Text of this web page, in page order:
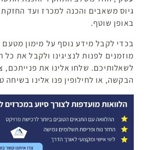
גיוס משאבים והכנה למכרז ועד
באופן שוטף.
בכדי לקבל מידע נוסף על מימון
מוזמנים לפנות לנציגינו ולקבל את כל
לשאלותיכם. שלחו אלינו את פנייתכם,
הבקשה, או לחילופין פנו אלינו בשיחה